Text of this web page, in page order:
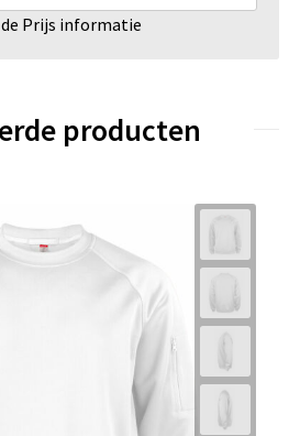
Prijs informatie
producten